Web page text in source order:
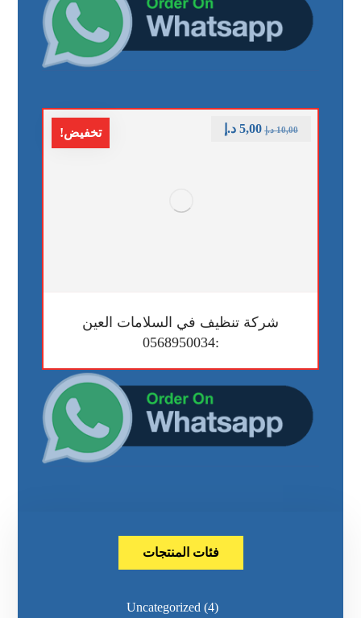
تخفيض!
شركة تنظيف في السلامات العين
:0568950034
10,00 د.إ 5,00 د.إ
فئات المنتجات
Uncategorized (4)